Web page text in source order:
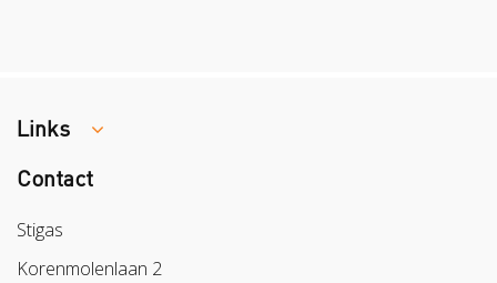
Links
Colland
Sazas
BPL
Contact
Stigas
Korenmolenlaan 2